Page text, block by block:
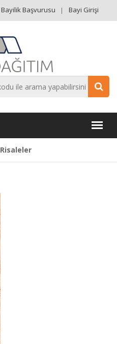
Bayilik Başvurusu Bayi Girişi
Risaleler